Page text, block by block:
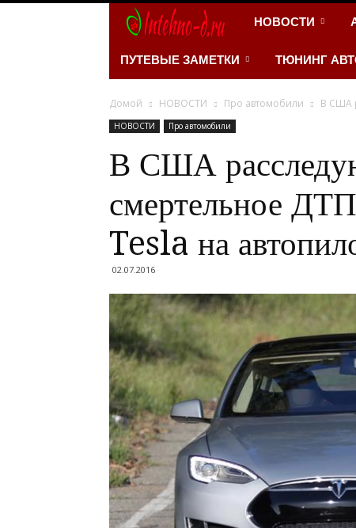
INTEHNO-
D.RU
про
автомобили
и
НОВОСТИ
ПУТЕВЫЕ ЗАМЕТКИ ТЮНИНГ
Домой НОВОСТИ Про автомобили В США
НОВОСТИ Про автомобили
В США
смертельное
Tesla на
02.07.2016